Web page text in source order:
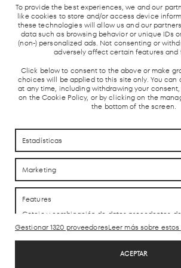
To provide the best experiences, we and our
like cookies to store and/or access device
these technologies will allow us and our
data such as browsing behavior or unique IDs
(non-) personalized ads. Not consenting or
adversely affect certain features and
Click below to consent to the above or make
choices will be applied to this site only. You can
at any time, including withdrawing your
on the Cookie Policy, or by clicking on the
the bottom of the screen.
Estadísticas
Marketing
Features
Cotejo y combinación de datos procedentes de
otras fuentes de información, Vincular diferentes
dispositivos, Identificación de dispositivos en
función de la información transmitida de forma
Gestionar 1320 proveedoresLeer más sobre
ACEPTAR
Y AVE
CÓMO LLEGAR
CÓMO LLEGAR
CONTACTO
CONTACTO
LAB theCLUB
Aviso Legal
Política de Privacidad